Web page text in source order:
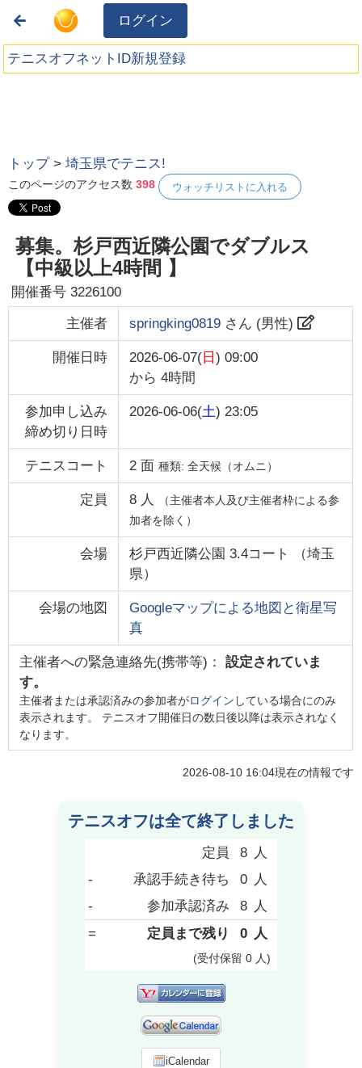
ログイン
テニスオフネットID新規登録
トップ >埼玉県でテニス!
このページのアクセス数398 ウォッチリストに入れる
募集。杉戸西近隣公園でダブルス
【中級以上4時間 】
開催番号3226100
主催者 springking0819さん (男性)
開催日時 2026-06-07(日 ) 09:00
から 4時間
参加申し込み
締め切り日時
2026-06-06(土) 23:05
テニスコート 2面 種類: 全天候（オムニ）
定員 8 人
（主催者本人及び主催者枠による参
加者を除く）
会場 杉戸西近隣公園 3.4コート （埼玉
県）
会場の地図
Googleマップによる地図と衛星写
真
主催者への緊急連絡先(携帯等)： 設定されていま
す。
主催者または承認済みの参加者がログイン している場合にのみ
表示されます。 テニスオフ開催日の数日後以降は表示されなく
なります。
2026-08-10 16:04現在の情報です
テニスオフは全て終了しました
定員 8 人
-
承認手続き待ち 0 人
-
参加承認済み 8 人
=
定員まで残り 0 人
(受付保留 0 人)
iCalendar